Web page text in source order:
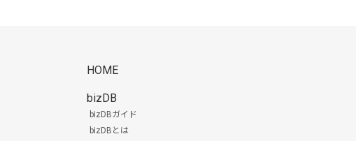
HOME
bizDB
bizDBガイド
bizDBとは